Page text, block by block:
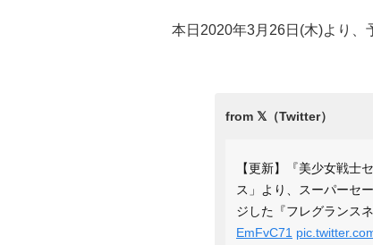
本日2020年3月26日(木)より、
【更新】『美少女戦士
ス」より、スーパーセ
ジした『フレグランス
EmFvC71